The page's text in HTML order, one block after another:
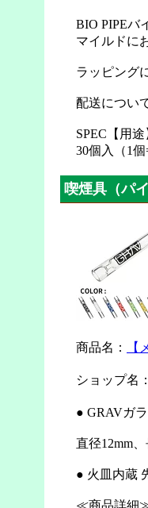
BIO PIPEバ
マイルドに
ラッピング
配送につい
SPEC【用
30個入（1
喫煙具（パ
商品名： 【
ショップ名：
● GRAVガ
直径12mm
● 火皿内蔵
≪商品詳細≫